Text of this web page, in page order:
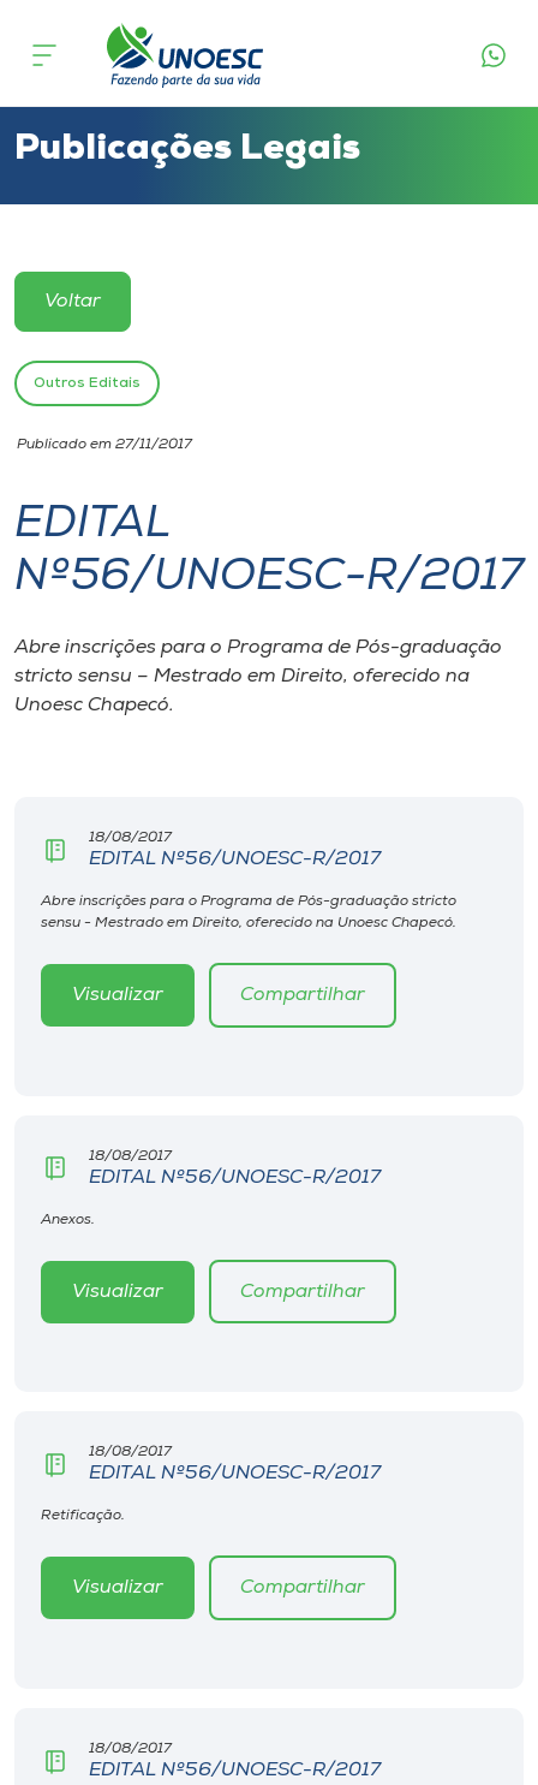
Cursos
Atendimento ao Estudante
Portal de Ensino
Unoesc
Internacionalização
I.nova
Diplomados
Rádio
Unoesc
o idioma
Publicações Legais
Voltar
Outros Editais
Publicado em 27/11/2017
EDITAL
Nº56/UNOESC-R/2017
Abre inscrições para o Programa de Pós-graduação
stricto sensu – Mestrado em Direito, oferecido na
Unoesc Chapecó.
18/08/2017
EDITAL Nº56/UNOESC-R/2017
Abre inscrições para o Programa de Pós-graduação stricto
sensu - Mestrado em Direito, oferecido na Unoesc Chapecó.
Visualizar Compartilhar
18/08/2017
EDITAL Nº56/UNOESC-R/2017
Anexos.
Visualizar Compartilhar
18/08/2017
EDITAL Nº56/UNOESC-R/2017
Retificação.
Visualizar Compartilhar
18/08/2017
EDITAL Nº56/UNOESC-R/2017